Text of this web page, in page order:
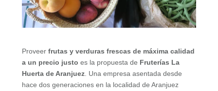
Proveer frutas y verduras frescas de máxima calidad
a un precio justo es la propuesta de Fruterías La
Huerta de Aranjuez. Una empresa asentada desde
hace dos generaciones en la localidad de Aranjuez